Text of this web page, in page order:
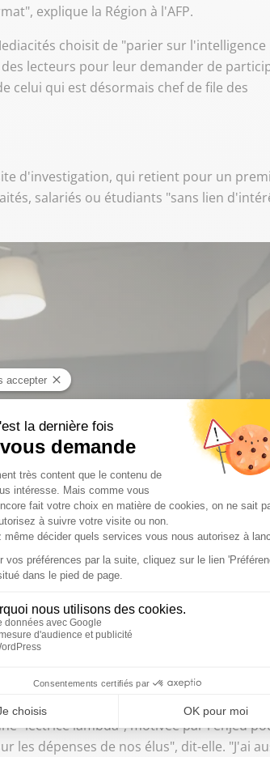
explique la Région à l'AFP.
choisit de "parier sur l'intelligence
lecteurs pour leur demander de
celui qui est désormais chef de file des
d'investigation, qui retient pour un
salariés ou étudiants "sans lien
Laurent Wauquiez (LR) était président de la région Auvergne-
"lectrice lambda", motivée par l'enjeu
les dépenses de nos élus", dit-elle. "J'ai